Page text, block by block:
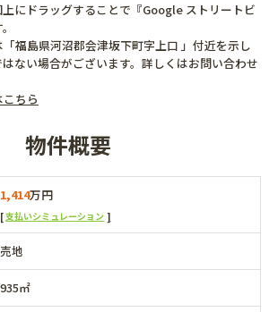
上にドラッグすることで『Google ストリートビ
福島県河沼郡会津坂下町字上口 」付近を示し
ない場合がございます。詳しくはお問い合わせ
ちら
物件概要
1,414万円
支払いシミュレーション
売地
935㎡